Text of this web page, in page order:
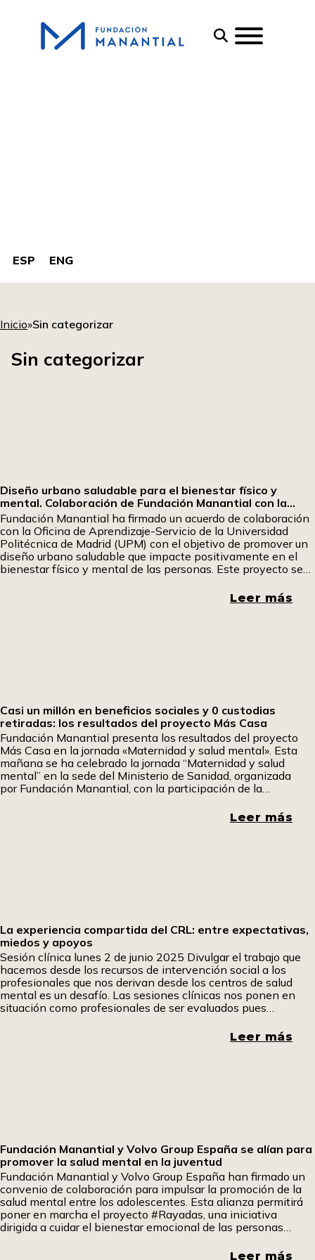
ESP ENG
Inicio»Sin categorizar
Sin categorizar
Diseño urbano saludable para el bienestar físico y
mental. Colaboración de Fundación Manantial con la
Universidad Politécnica
Fundación Manantial ha firmado un acuerdo de colaboración
con la Oficina de Aprendizaje-Servicio de la Universidad
Politécnica de Madrid (UPM) con el objetivo de promover un
diseño urbano saludable que impacte positivamente en el
bienestar físico y mental de las personas. Este proyecto se
(ODS) y la responsabilidad social universitaria, conectando el
Leer más
Casi un millón en beneficios sociales y 0 custodias
retiradas: los resultados del proyecto Más Casa
Fundación Manantial presenta los resultados del proyecto
Más Casa en la jornada «Maternidad y salud mental». Esta
mañana se ha celebrado la jornada “Maternidad y salud
mental” en la sede del Ministerio de Sanidad, organizada
por Fundación Manantial, con la participación de la
Belén González Callado, y Sandra Astete, experta en salud
Leer más
La experiencia compartida del CRL: entre expectativas,
miedos y apoyos
Sesión clínica lunes 2 de junio 2025 Divulgar el trabajo que
hacemos desde los recursos de intervención social a los
profesionales que nos derivan desde los centros de salud
mental es un desafío. Las sesiones clínicas nos ponen en
situación como profesionales de ser evaluados pues
Leer más
Fundación Manantial y Volvo Group España se alían para
promover la salud mental en la juventud
Fundación Manantial y Volvo Group España han firmado un
convenio de colaboración para impulsar la promoción de la
salud mental entre los adolescentes. Esta alianza permitirá
poner en marcha el proyecto #Rayadas, una iniciativa
dirigida a cuidar el bienestar emocional de las personas
comprometida con el bienestar de las personas yLeer más